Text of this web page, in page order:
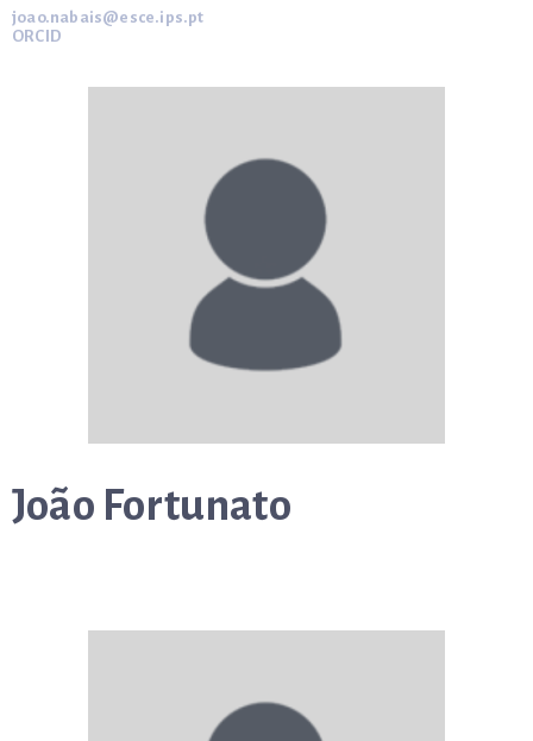
joao.nabais@esce.ips.pt
ORCID
João Fortunato